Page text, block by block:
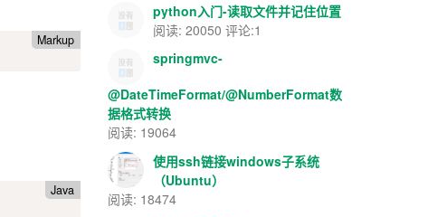
Markup
Java
python入门-读取文件并记住位置
阅读: 20050 评论:1
springmvc-
@DateTimeFormat/@NumberFormat数
据格式转换
阅读: 19064
使用ssh链接windows子系统
（Ubuntu）
阅读: 18474